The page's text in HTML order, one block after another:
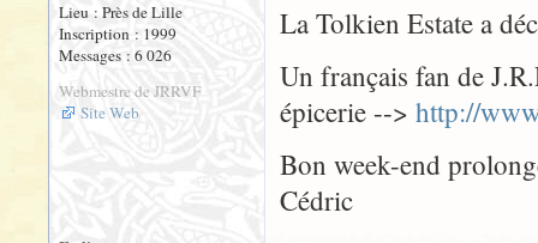
Lieu : Près de Lille
Inscription : 1999
Messages : 6 026
Webmestre de JRRVF
Site Web
La Tolkien Estate a
Un français fan de
épicerie --> http://
Bon week-end
Cédric